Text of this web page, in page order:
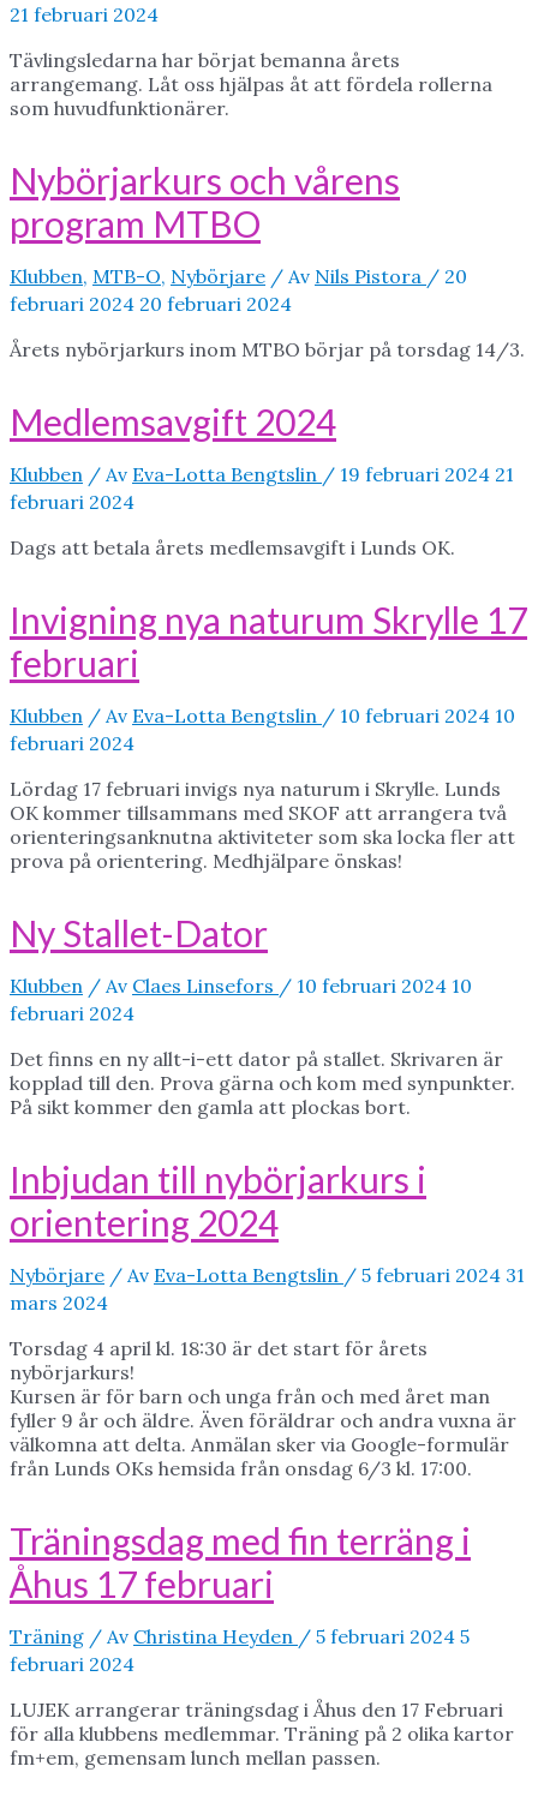
21 februari 2024
Tävlingsledarna har börjat bemanna årets
arrangemang. Låt oss hjälpas åt att fördela rollerna
som huvudfunktionärer.
Nybörjarkurs och vårens
program MTBO
Klubben, MTB-O, Nybörjare / Av Nils Pistora / 20
februari 2024 20 februari 2024
Årets nybörjarkurs inom MTBO börjar på torsdag 14/3.
Medlemsavgift 2024
Klubben / Av Eva-Lotta Bengtslin / 19 februari 2024 21
februari 2024
Dags att betala årets medlemsavgift i Lunds OK.
Invigning nya naturum Skrylle 17
februari
Klubben / Av Eva-Lotta Bengtslin / 10 februari 2024 10
februari 2024
Lördag 17 februari invigs nya naturum i Skrylle. Lunds
OK kommer tillsammans med SKOF att arrangera två
orienteringsanknutna aktiviteter som ska locka fler att
prova på orientering. Medhjälpare önskas!
Ny Stallet-Dator
Klubben / Av Claes Linsefors / 10 februari 2024 10
februari 2024
Det finns en ny allt-i-ett dator på stallet. Skrivaren är
kopplad till den. Prova gärna och kom med synpunkter.
På sikt kommer den gamla att plockas bort.
Inbjudan till nybörjarkurs i
orientering 2024
Nybörjare / Av Eva-Lotta Bengtslin / 5 februari 2024 31
mars 2024
Torsdag 4 april kl. 18:30 är det start för årets
nybörjarkurs!
Kursen är för barn och unga från och med året man
fyller 9 år och äldre. Även föräldrar och andra vuxna är
välkomna att delta. Anmälan sker via Google-formulär
från Lunds OKs hemsida från onsdag 6/3 kl. 17:00.
Träningsdag med fin terräng i
Åhus 17 februari
Träning / Av Christina Heyden / 5 februari 2024 5
februari 2024
LUJEK arrangerar träningsdag i Åhus den 17 Februari
för alla klubbens medlemmar. Träning på 2 olika kartor
fm+em, gemensam lunch mellan passen.